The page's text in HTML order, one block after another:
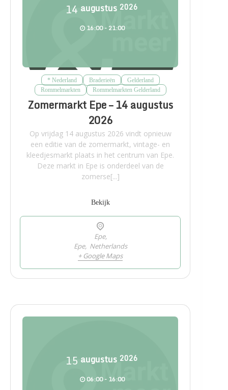
14 augustus 2026
16:00 - 21:00
* Nederland Braderieën
Gelderland
Rommelmarkten
Rommelmarkten Gelderland
Zomermarkt Epe – 14 augustus
2026
Op vrijdag 14 augustus 2026 vindt opnieuw
een editie van de zomermarkt, vintage- en
kleedjesmarkt plaats in het centrum van Epe.
Deze markt in Epe is onderdeel van de
zomerse[...]
Bekijk
Epe,
Epe, Netherlands
+ Google Maps
15 augustus 2026
06:00 - 16:00